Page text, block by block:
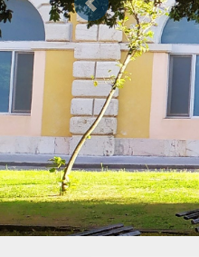
Precedente